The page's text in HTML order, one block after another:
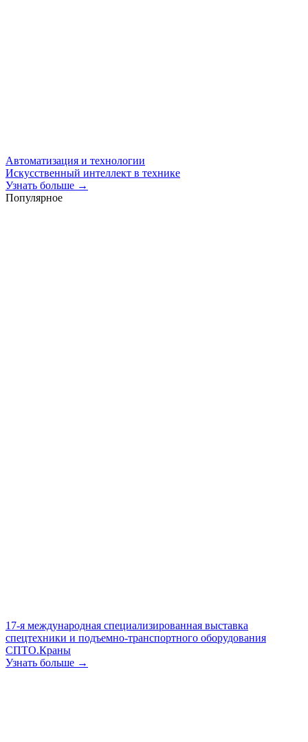
Автоматизация и технологии
Искусственный интеллект в технике
Узнать больше →
Популярное
17-я международная специализированная выставка
спецтехники и подъемно-транспортного оборудования
СПТО.Краны
Узнать больше →